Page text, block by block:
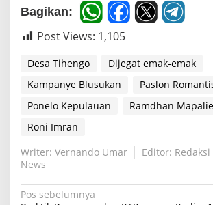
a
n
o
n
l
p
Bagikan:
Post Views: 1,105
Desa Tihengo
Dijegat emak-emak
Kampanye Blusukan
Paslon
Ponelo Kepulauan
Ramdhan
Roni Imran
Writer: Vernando Umar
Editor: Redaksi
News
N
Pos sebelumnya